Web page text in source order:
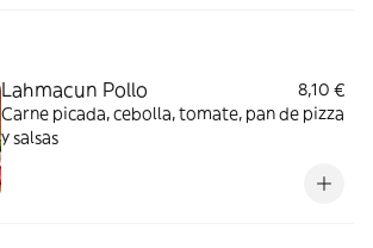
Lahmacun Pollo
8,10 €
Carne picada, cebolla, tomate, pan de pizza
y salsas